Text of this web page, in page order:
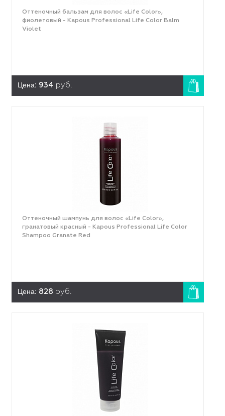
Оттеночный бальзам для волос «Life Color»,
фиолетовый - Kapous Professional Life Color Balm
Violet
Цена: 934 руб.
Оттеночный шампунь для волос «Life Color»,
гранатовый красный - Kapous Professional Life Color
Shampoo Granate Red
Цена: 828 руб.